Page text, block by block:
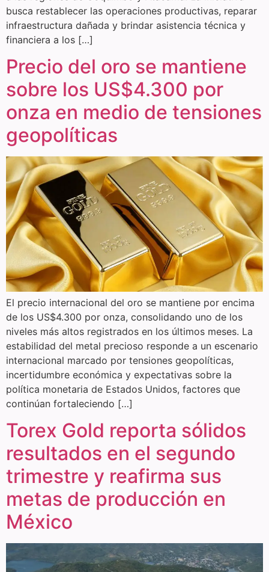
busca restablecer las operaciones productivas, reparar
infraestructura dañada y brindar asistencia técnica y
financiera a los […]
Precio del oro se mantiene
sobre los US$4.300 por
onza en medio de tensiones
geopolíticas
El precio internacional del oro se mantiene por encima
de los US$4.300 por onza, consolidando uno de los
niveles más altos registrados en los últimos meses. La
estabilidad del metal precioso responde a un escenario
internacional marcado por tensiones geopolíticas,
incertidumbre económica y expectativas sobre la
política monetaria de Estados Unidos, factores que
continúan fortaleciendo […]
Torex Gold reporta sólidos
resultados en el segundo
trimestre y reafirma sus
metas de producción en
México